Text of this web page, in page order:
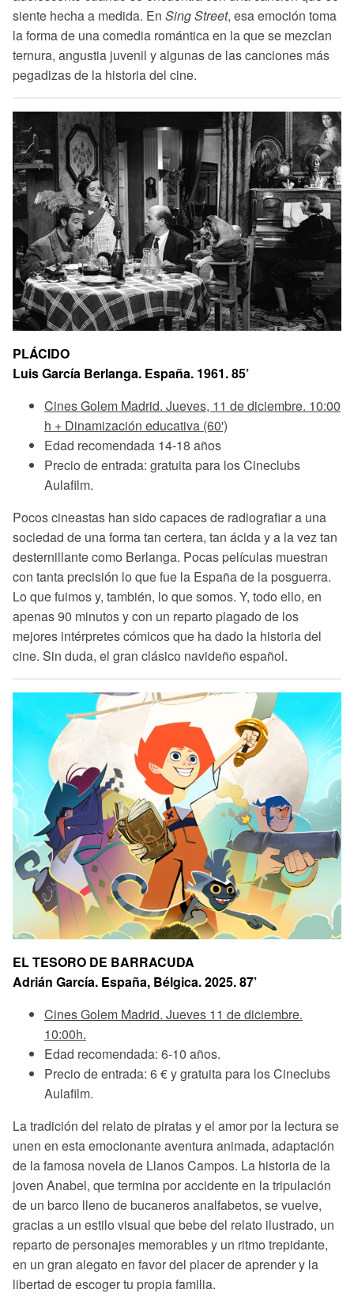
siente hecha a medida. En Sing Street, esa emoción toma
la forma de una comedia romántica en la que se mezclan
ternura, angustia juvenil y algunas de las canciones más
pegadizas de la historia del cine.
PLÁCIDO
Luis García Berlanga. España. 1961. 85’
Cines Golem Madrid. Jueves, 11 de diciembre. 10:00
h + Dinamización educativa (60')
Edad recomendada 14-18 años
Precio de entrada: gratuita para los Cineclubs
Aulafilm.
Pocos cineastas han sido capaces de radiografiar a una
sociedad de una forma tan certera, tan ácida y a la vez tan
desternillante como Berlanga. Pocas películas muestran
con tanta precisión lo que fue la España de la posguerra.
Lo que fuimos y, también, lo que somos. Y, todo ello, en
apenas 90 minutos y con un reparto plagado de los
mejores intérpretes cómicos que ha dado la historia del
cine. Sin duda, el gran clásico navideño español.
EL TESORO DE BARRACUDA
Adrián García. España, Bélgica. 2025. 87’
Cines Golem Madrid. Jueves 11 de diciembre.
10:00h.
Edad recomendada: 6-10 años.
Precio de entrada: 6 € y gratuita para los Cineclubs
Aulafilm.
La tradición del relato de piratas y el amor por la lectura se
unen en esta emocionante aventura animada, adaptación
de la famosa novela de Llanos Campos. La historia de la
joven Anabel, que termina por accidente en la tripulación
de un barco lleno de bucaneros analfabetos, se vuelve,
gracias a un estilo visual que bebe del relato ilustrado, un
reparto de personajes memorables y un ritmo trepidante,
en un gran alegato en favor del placer de aprender y la
libertad de escoger tu propia familia.